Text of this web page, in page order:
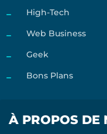
High-Tech
Web Business
Geek
Bons Plans
À PROPOS DE